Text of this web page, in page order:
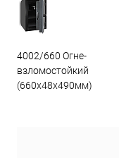
4002/660 Огне-
взломостойкий
(660х48х490мм)